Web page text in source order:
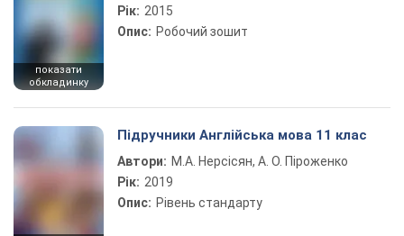
показати
обкладинку
Рік: 2015
Опис: Робочий зошит
Підручники Англійська мова 11 клас
Автори: М.А. Нерсісян, А. О. Піроженко
Рік: 2019
Опис: Рівень стандарту